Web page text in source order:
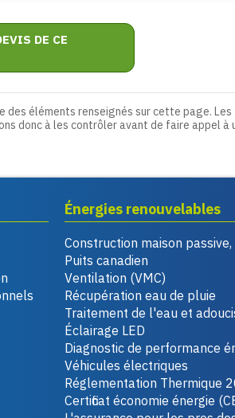
DE CE
éléments renseignés sur cette page. Les
donc à les contrôler avant de faire appel à
Énergies renouvelables
Construction maison passive,
Puits canadien
Ventilation (VMC)
Récupération eau de pluie
Traitement de l'eau et
Éclairage LED
Diagnostic de performance
Véhicules électriques
Réglementation Thermique
Certificat économie énergie